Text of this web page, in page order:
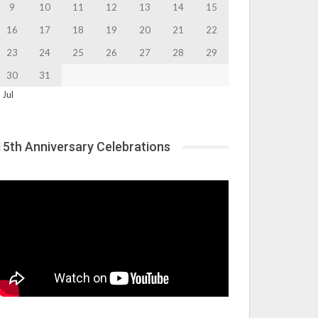
9 10 11 12 13 14
15
16
17 18 19 20 21
22
23
24 25 26 27 28
29
30
31
Jul
Anniversary Celebrations